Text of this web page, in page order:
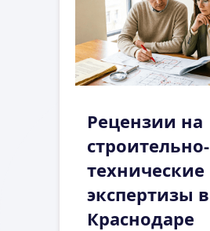
Рецензии на
строительно-
технические
экспертизы в
Краснодаре